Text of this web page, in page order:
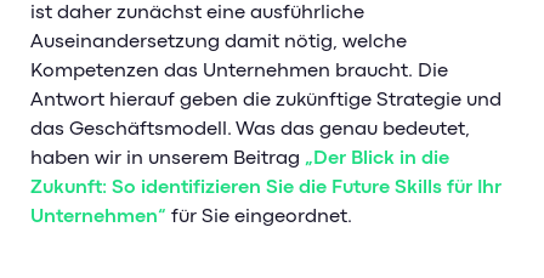
ist daher zunächst eine ausführliche
Auseinandersetzung damit nötig, welche
Kompetenzen das Unternehmen braucht. Die
Antwort hierauf geben die zukünftige Strategie und
das Geschäftsmodell. Was das genau bedeutet,
haben wir in unserem Beitrag „Der Blick in die
Zukunft: So identifizieren Sie die Future Skills für Ihr
Unternehmen“ für Sie eingeordnet.